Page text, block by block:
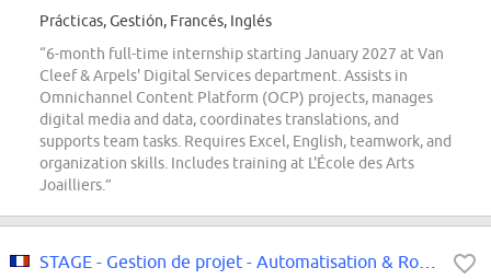
Prácticas, Gestión, Francés, Inglés
“6-month full-time internship starting January 2027 at Van
Cleef & Arpels' Digital Services department. Assists in
Omnichannel Content Platform (OCP) projects, manages
digital media and data, coordinates translations, and
supports team tasks. Requires Excel, English, teamwork, and
organization skills. Includes training at L'École des Arts
Joailliers.”